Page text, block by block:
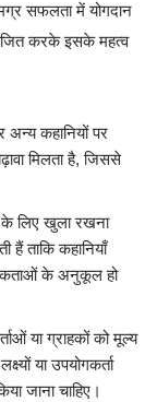
सफलता में योगदान
करके इसके महत्व
अन्य कहानियों पर
मिलता है, जिससे
के लिए खुला रखना
हैं ताकि कहानियाँ
के अनुकूल हो
या ग्राहकों को मूल्य
या उपयोगकर्ता
जाना चाहिए।